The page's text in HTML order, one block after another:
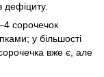
дефіциту.
сорочечок
у більшості
вже є, але